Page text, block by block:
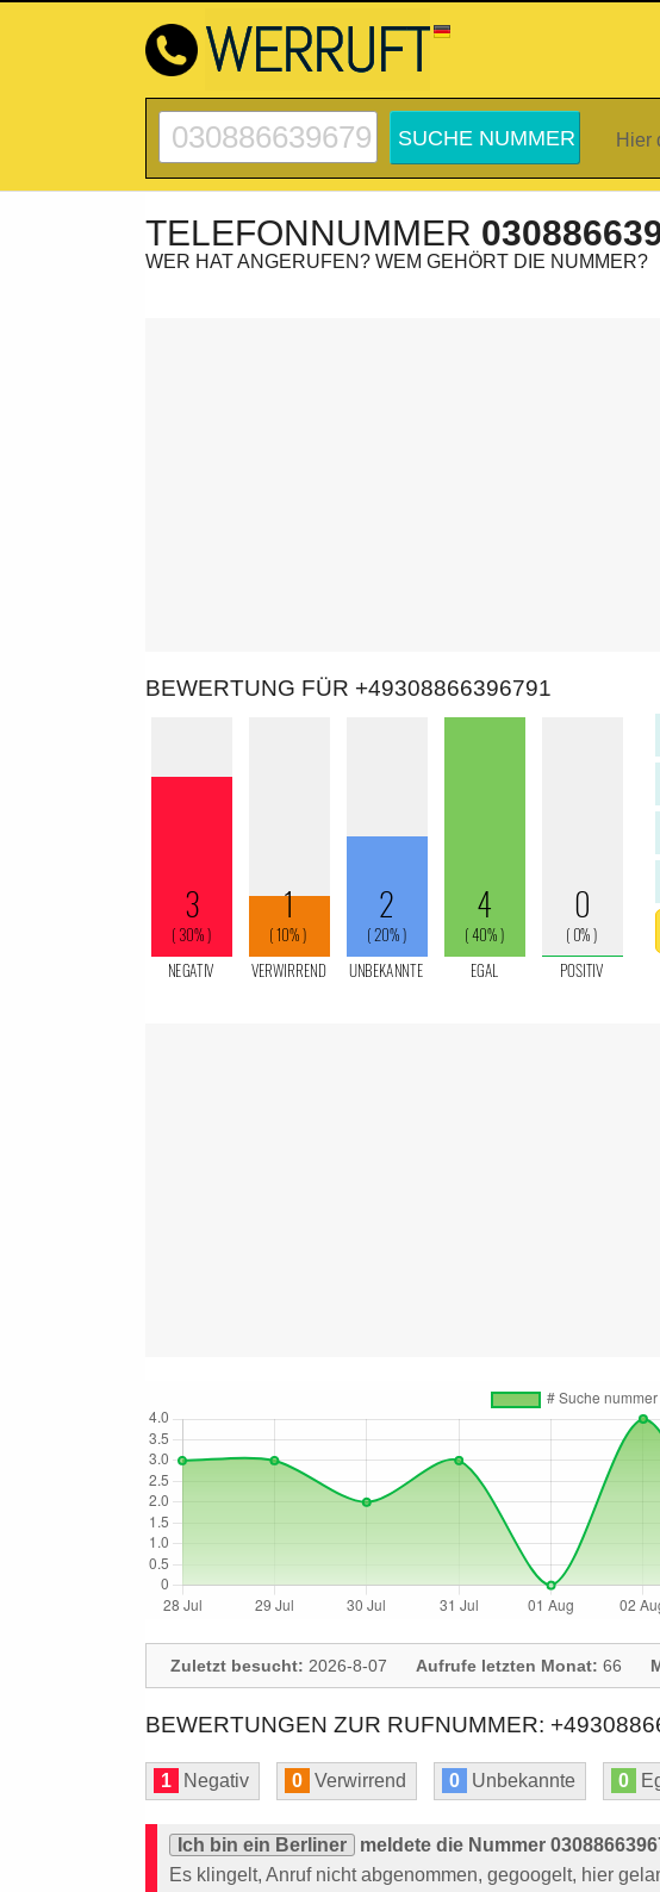
Hier
TELEFONNUMMER
WER HAT ANGERUFEN? WEM GEHÖRT DIE NUMMER?
BEWERTUNG FÜR +49308866396791
Zuletzt besucht: 2026-8-07 Aufrufe letzten Monat: 66
BEWERTUNGEN ZUR RUFNUMMER:
1 Negativ 0 Verwirrend 0 Unbekannte 0
Ich bin ein Berliner
meldete die Nummer
Es klingelt, Anruf nicht abgenommen, gegoogelt, hier